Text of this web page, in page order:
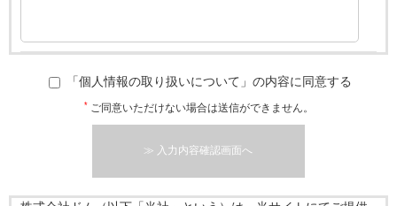
「個人情報の取り扱いについて」の内容に同意する
* ご同意いただけない場合は送信ができません。